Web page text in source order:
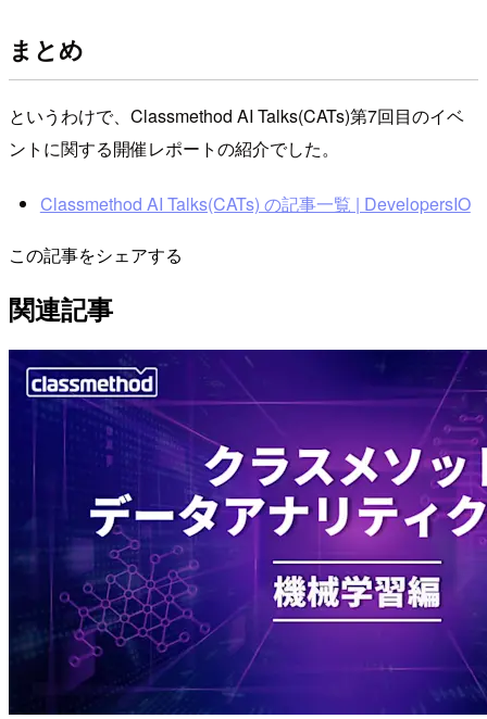
まとめ
というわけで、Classmethod AI Talks(CATs)第7回目のイベ
ントに関する開催レポートの紹介でした。
Classmethod AI Talks(CATs) の記事一覧 | DevelopersIO
この記事をシェアする
関連記事